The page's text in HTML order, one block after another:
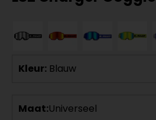
Kleur: Blauw
Maat:Universeel